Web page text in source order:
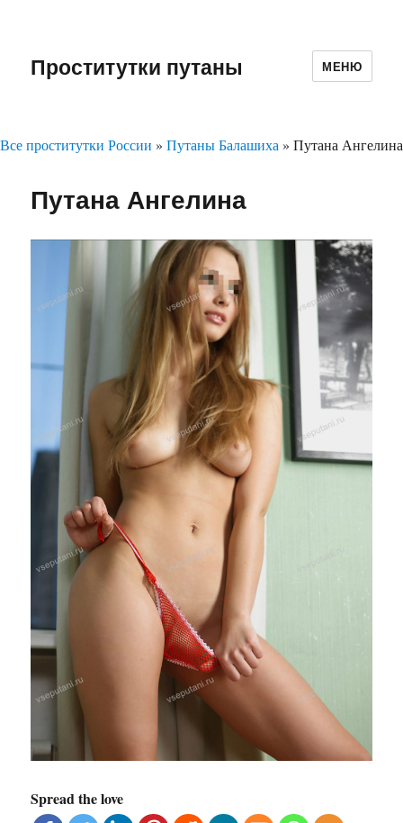
Проститутки путаны МЕНЮ
Все проститутки России » Путаны Балашиха » Путана Ангелина
Путана Ангелина
Spread the love